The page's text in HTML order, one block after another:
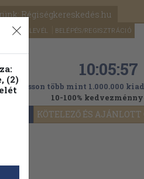
Régiségkereskedés.hu
HÍRLEVÉL BELÉPÉS/REGISZTRÁCIÓ
KÖTELEZŐ ÉS
10:05:56
Válogasson több mint 1.000.000
10-100%
(2)